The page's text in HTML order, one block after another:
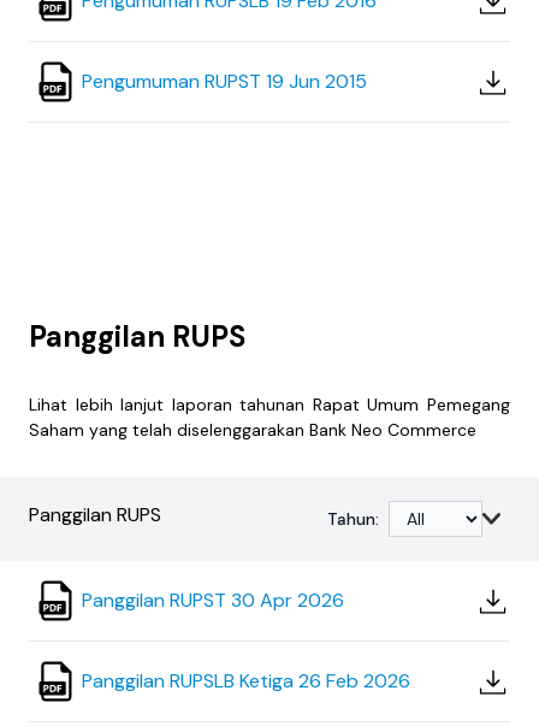
Pengumuman RUPST 19 Jun 2015
Panggilan RUPS
Lihat lebih lanjut laporan tahunan Rapat Umum Pemegang
Saham yang telah diselenggarakan Bank Neo Commerce
Panggilan RUPS Tahun:
Panggilan RUPST 30 Apr 2026
Panggilan RUPSLB Ketiga 26 Feb 2026